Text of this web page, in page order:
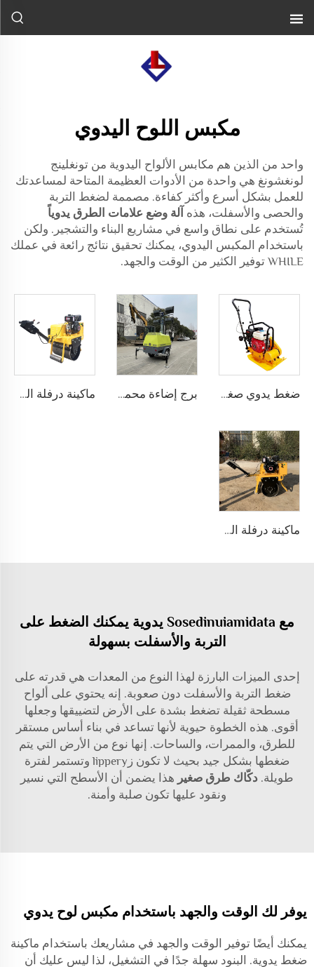
مكبس اللوح اليدوي
واحد من الذين هم مكابس الألواح اليدوية من تونغلينج
لونغشونغ هي واحدة من الأدوات العظيمة المتاحة لمساعدتك
للعمل بشكل أسرع وأكثر كفاءة. مصممة لضغط التربة
والحصى والأسفلت، هذه آلة وضع علامات الطرق يدوياً
تُستخدم على نطاق واسع في مشاريع البناء والتشجير. ولكن
باستخدام المكبس اليدوي، يمكنك تحقيق نتائج رائعة في عملك
WHILE توفير الكثير من الوقت والجهد.
ضغط يدوي صغير الحجم برج إضاءة محمول قابل للتوسيع ارتفاعه 5 أمتار مع 4 مصابيح قوة كل منها 1000 واط، متين وصغير الحجم - طراز LSMLV-1000B ماكينة درفلة الطرق الثقيلة سعة 1.5 طن للبيع، معدات البناء الثقيلة ذات الوزن العالي
ماكينة درفلة الطرق الهزازة 300 كجم، معدات هزازة للطرق
مع Sosedinuiamidata يدوية يمكنك الضغط على
التربة والأسفلت بسهولة
إحدى الميزات البارزة لهذا النوع من المعدات هي قدرته على
ضغط التربة والأسفلت دون صعوبة. إنه يحتوي على ألواح
مسطحة ثقيلة تضغط بشدة على الأرض لتضييقها وجعلها
أقوى. هذه الخطوة حيوية لأنها تساعد في بناء أساس مستقر
للطرق، والممرات، والساحات. إنها نوع من الأرض التي يتم
ضغطها بشكل جيد بحيث لا تكون زlippery وتستمر لفترة
طويلة. دكّاك طرق صغير هذا يضمن أن الأسطح التي نسير
ونقود عليها تكون صلبة وأمنة.
يوفر لك الوقت والجهد باستخدام مكبس لوح يدوي
يمكنك أيضًا توفير الوقت والجهد في مشاريعك باستخدام ماكينة
ضغط يدوية. البنود سهلة جدًا في التشغيل، لذا ليس عليك أن